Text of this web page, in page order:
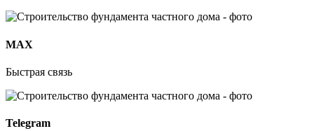
МАХ
Быстрая связь
Telegram